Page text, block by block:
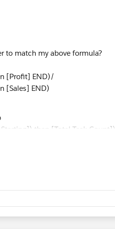
to match my above formula?
[Profit] END)/
[Sales] END)
then [Total Task Count])
then [Number of Errors])